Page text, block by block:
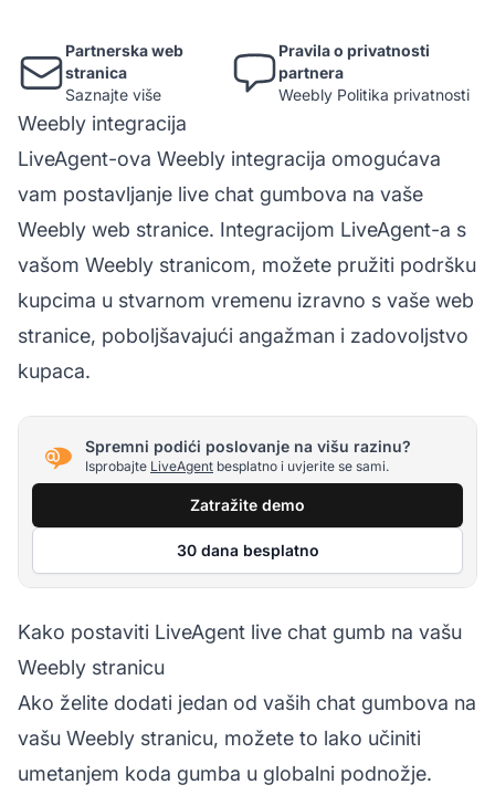
Partnerska web
stranica
Saznajte više
Pravila o privatnosti
partnera
Weebly Politika privatnosti
Weebly integracija
LiveAgent-ova Weebly integracija omogućava
vam postavljanje live chat gumbova na vaše
Weebly web stranice. Integracijom LiveAgent-a s
vašom Weebly stranicom, možete pružiti podršku
kupcima u stvarnom vremenu izravno s vaše web
stranice, poboljšavajući angažman i zadovoljstvo
kupaca.
Spremni podići poslovanje na višu razinu?
Isprobajte LiveAgent besplatno i uvjerite se sami.
Zatražite demo
30 dana besplatno
Kako postaviti LiveAgent live chat gumb na vašu
Weebly stranicu
Ako želite dodati jedan od vaših chat gumbova na
vašu Weebly stranicu, možete to lako učiniti
umetanjem koda gumba u globalni podnožje.